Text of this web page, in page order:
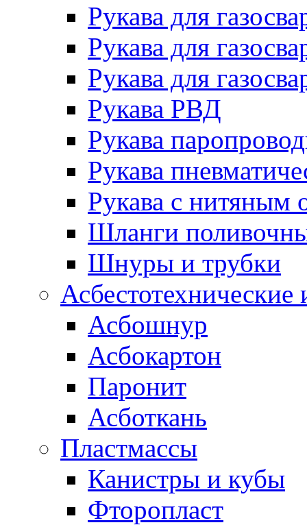
Рукава для
Рукава для
Рукава для
Рукава РВД
Рукава
Рукава
Рукава с нитяным
Шланги
Шнуры и трубки
Асбестотехнические
Асбошнур
Асбокартон
Паронит
Асботкань
Пластмассы
Канистры и кубы
Фторопласт